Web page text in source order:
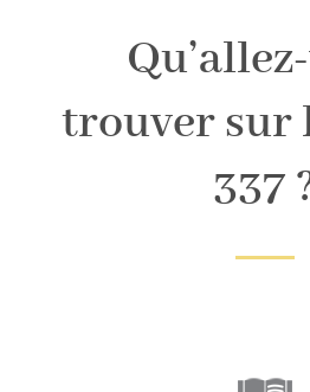
trouver sur
337